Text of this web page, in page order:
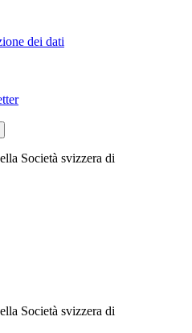
dei dati
Società svizzera di
Società svizzera di